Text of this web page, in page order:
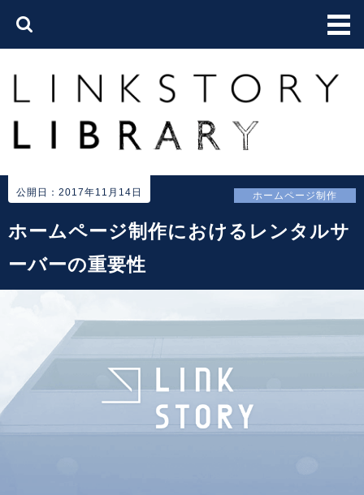
公開日：2017年11月14日 ホームページ制作
ホームページ制作におけるレンタルサ
ーバーの重要性